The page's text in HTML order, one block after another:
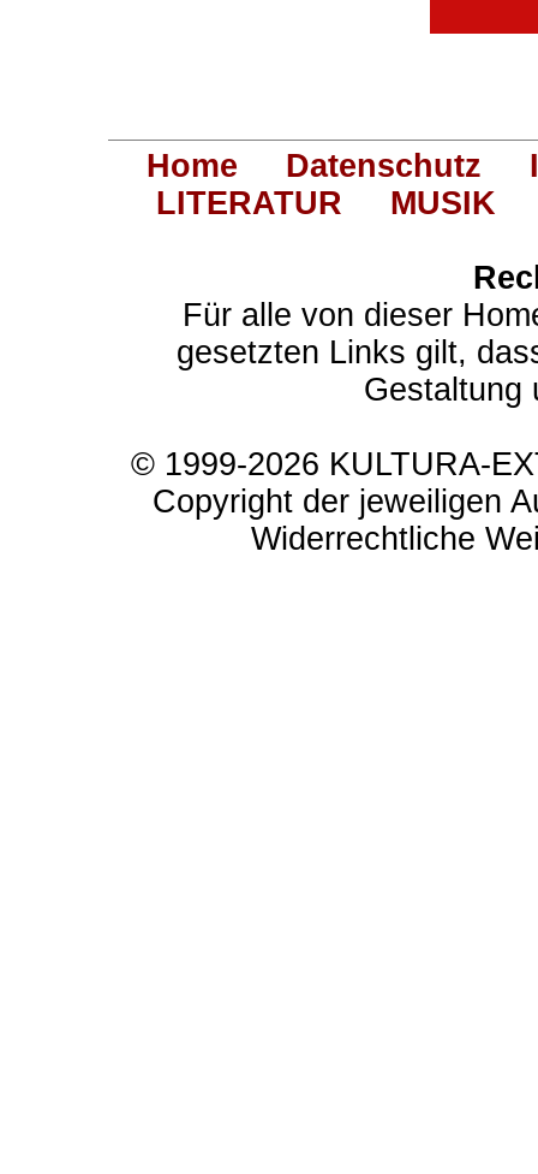
Home Datenschutz
LITERATUR
MUSIK
Für alle von dieser
gesetzten Links gilt,
Gestaltung
© 1999-2026 KULTURA-
Copyright der jeweiligen
Widerrechtliche